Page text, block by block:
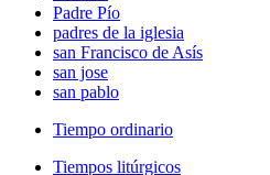
Padre Pío
padres de la iglesia
san Francisco de Asís
san jose
san pablo
Tiempo ordinario
Tiempos litúrgicos